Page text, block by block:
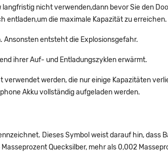
langfristig nicht verwenden,dann bevor Sie den
entladen,um die maximale Kapazität zu erreichen.
Ansonsten entsteht die Explosionsgefahr.
ihrer Auf- und Entladungszyklen erwärmt.
verwendet werden, die nur einige Kapazitäten
Akku vollständig aufgeladen werden.
Dieses Symbol weist darauf hin, dass
Quecksilber, mehr als 0,002